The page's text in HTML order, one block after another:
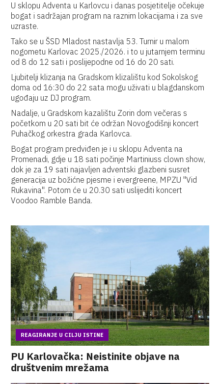
U sklopu Adventa u Karlovcu i danas posjetitelje očekuje
bogat i sadržajan program na raznim lokacijama i za sve
uzraste.
Tako se u ŠSD Mladost nastavlja 53. Turnir u malom
nogometu Karlovac 2025./2026. i to u jutarnjem terminu
od 8 do 12 sati i poslijepodne od 16 do 20 sati.
Ljubitelji klizanja na Gradskom klizalištu kod Sokolskog
doma od 16:30 do 22 sata mogu uživati u blagdanskom
ugođaju uz DJ program.
Nadalje, u Gradskom kazalištu Zorin dom večeras s
početkom u 20 sati bit će održan Novogodišnji koncert
Puhačkog orkestra grada Karlovca.
Bogat program predviđen je i u sklopu Adventa na
Promenadi, gdje u 18 sati počinje Martiniuss clown show,
dok je za 19 sati najavljen adventski glazbeni susret
generacija uz božićne pjesme i evergreene, MPZU "Vid
Rukavina". Potom će u 20.30 sati uslijediti koncert
Voodoo Ramble Banda.
REAGIRANJE U CILJU ISTINE
PU Karlovačka: Neistinite objave na
društvenim mrežama